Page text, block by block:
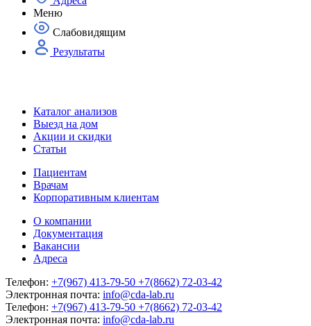
Меню
Слабовидящим
Результаты
Каталог анализов
Выезд на дом
Акции и скидки
Статьи
Пациентам
Врачам
Корпоративным клиентам
О компании
Документация
Вакансии
Адреса
Телефон: +7(967) 413-79-50 +7(8662) 72-03-42
Электронная почта: info@cda-lab.ru
Телефон: +7(967) 413-79-50 +7(8662) 72-03-42
Электронная почта: info@cda-lab.ru